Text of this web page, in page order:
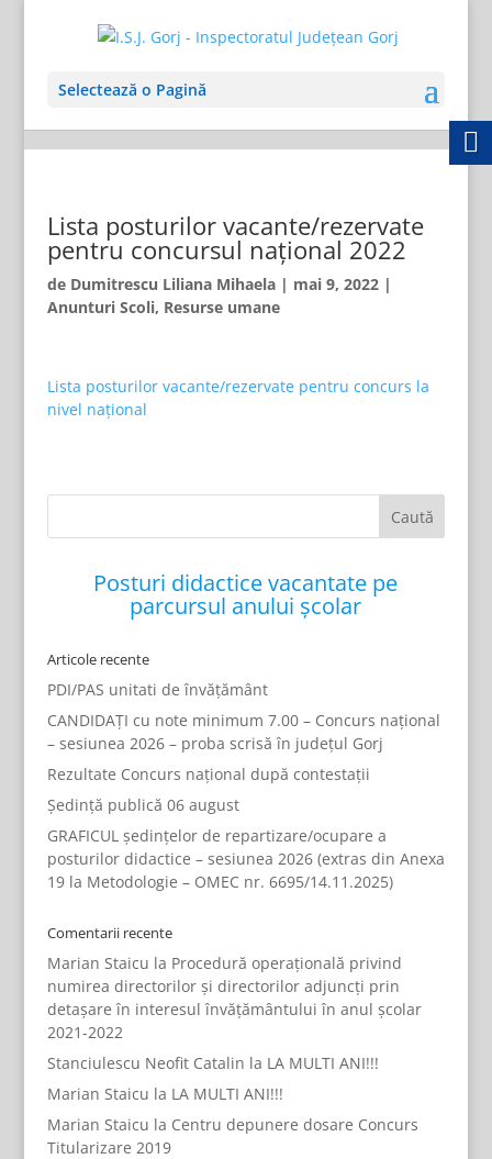
Selectează o Pagină
Lista posturilor vacante/rezervate
pentru concursul național 2022
de Dumitrescu Liliana Mihaela| mai 9, 2022|
Anunturi Scoli, Resurse umane
Lista posturilor vacante/rezervate pentru concurs la
nivel naţional
Posturi didactice vacantate pe
parcursul anului școlar
Articole recente
PDI/PAS unitati de învățământ
CANDIDAȚI cu note minimum 7.00 – Concurs național
– sesiunea 2026 – proba scrisă în județul Gorj
Rezultate Concurs național după contestații
Ședință publică 06 august
GRAFICUL ședințelor de repartizare/ocupare a
posturilor didactice – sesiunea 2026 (extras din Anexa
19 la Metodologie – OMEC nr. 6695/14.11.2025)
Comentarii recente
Marian Staicu la Procedură operațională privind
numirea directorilor și directorilor adjuncți prin
detașare în interesul învățământului în anul școlar
2021-2022
Stanciulescu Neofit Catalin la LA MULTI ANI!!!
Marian Staicu la LA MULTI ANI!!!
Marian Staicu la Centru depunere dosare Concurs
Titularizare 2019